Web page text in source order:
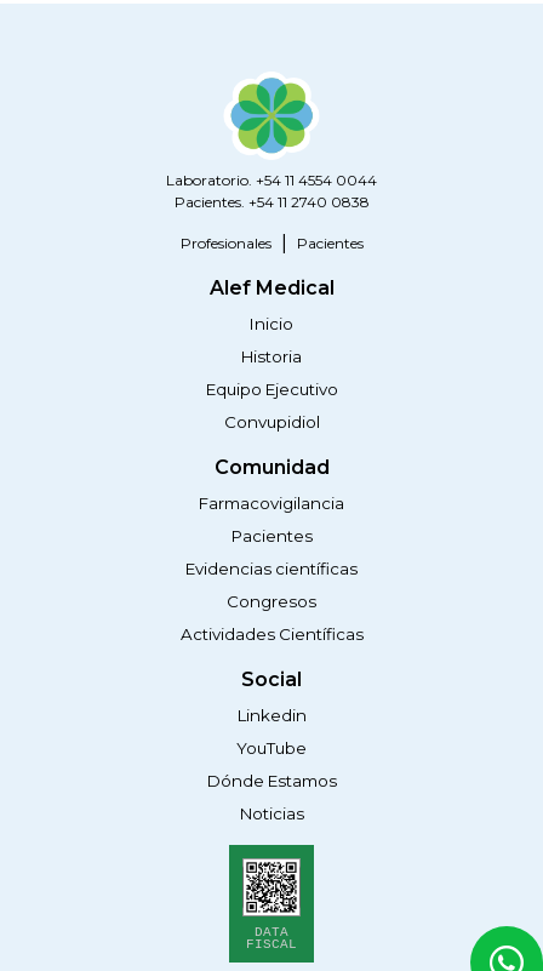
Laboratorio. +54 11 4554 0044
Pacientes. +54 11 2740 0838
Profesionales Pacientes
Alef Medical
Inicio
Historia
Equipo Ejecutivo
Convupidiol
Comunidad
Farmacovigilancia
Pacientes
Evidencias científicas
Congresos
Actividades Científicas
Social
Linkedin
YouTube
Dónde Estamos
Noticias
DATA
FISCAL